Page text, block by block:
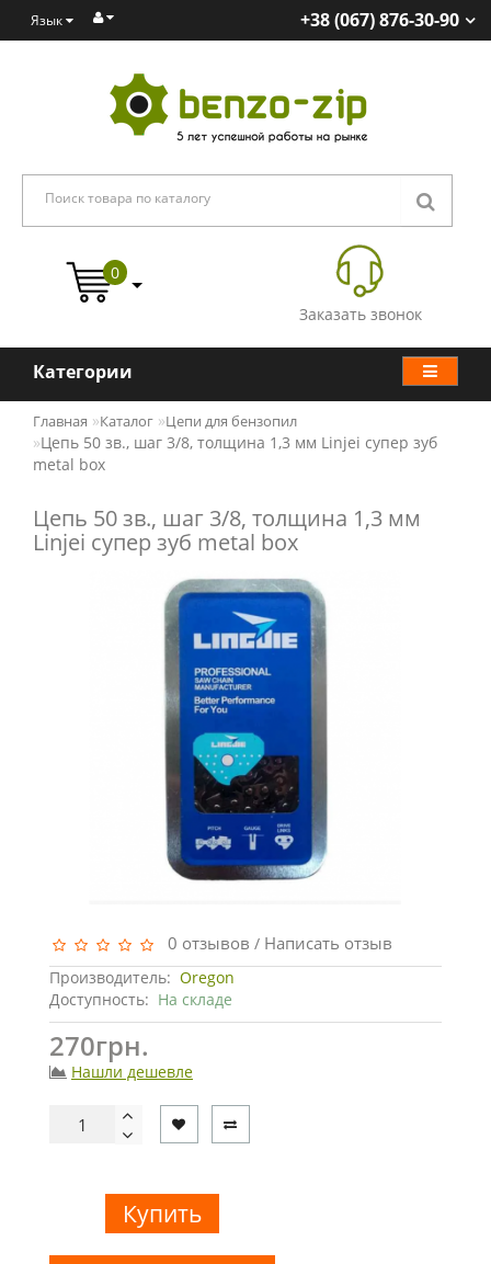
Язык +38 (067) 876-30-90
Заказать звонок
0
Категории
Главная Каталог Цепи для бензопил
Цепь 50 зв., шаг 3/8, толщина 1,3 мм Linjei супер зуб
metal box
Цепь 50 зв., шаг 3/8, толщина 1,3 мм
Linjei супер зуб metal box
0 отзывов / Написать отзыв
Производитель: Oregon
Доступность: На складе
270грн.
Нашли дешевле
Купить